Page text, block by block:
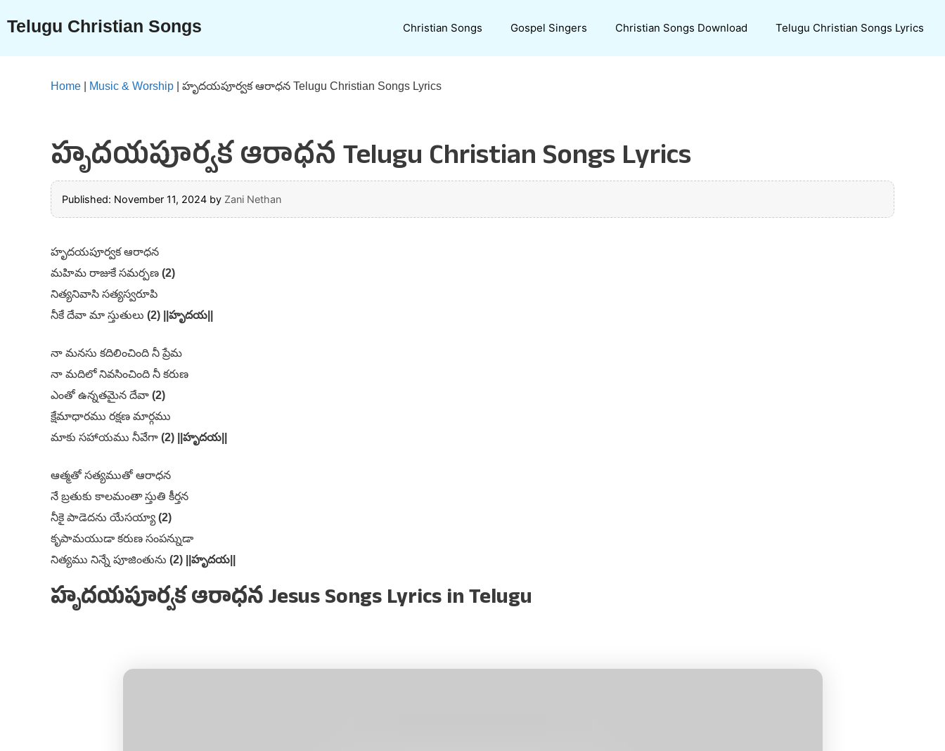
content
Telugu Christian Songs Christian Songs Gospel Singers Christian Songs Download Telugu Christian Songs Lyrics
Home Music & Worship హృదయపూర్వక ఆరాధన Telugu Christian Songs Lyrics
హృదయపూర్వక ఆరాధన Telugu Christian Songs Lyrics
Published: November 11, 2024 by Zani Nethan
హృదయపూర్వక ఆరాధన
మహిమ రాజుకే సమర్పణ (2)
నిత్యనివాసి సత్యస్వరూపి
నీకే దేవా మా స్తుతులు (2) ||హృదయ||
నా మనసు కదిలించింది నీ ప్రేమ
నా మదిలో నివసించింది నీ కరుణ
ఎంతో ఉన్నతమైన దేవా (2)
క్షేమాధారము రక్షణ మార్గము
మాకు సహాయము నీవేగా (2) ||హృదయ||
ఆత్మతో సత్యముతో ఆరాధన
నే బ్రతుకు కాలమంతా స్తుతి కీర్తన
నీకై పాడెదను యేసయ్యా (2)
కృపామయుడా కరుణ సంపన్నుడా
నిత్యము నిన్నే పూజింతును (2) ||హృదయ||
హృదయపూర్వక ఆరాధన Jesus Songs Lyrics in Telugu